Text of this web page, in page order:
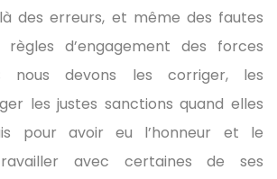
des erreurs, et même des fautes
d’engagement des forces
nous devons les corriger, les
les justes sanctions quand elles
pour avoir eu l’honneur et le
avec certaines de ses